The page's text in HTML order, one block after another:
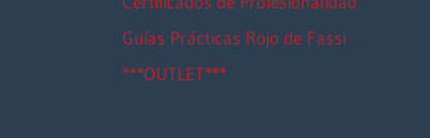
Guías Prácticas Rojo de Fassi
***OUTLET***